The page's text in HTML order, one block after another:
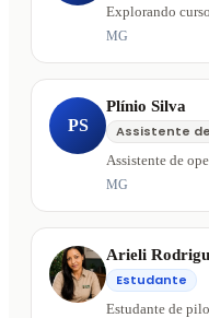
Explorando
MG
PS
Plínio Silva
Assistente
Assistente de
MG
Arieli
Estudante
Estudante de